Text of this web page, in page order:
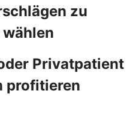
zu
Privatpatient
profitieren